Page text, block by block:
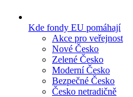
Kde fondy EU pomáhají
Akce pro veřejnost
Nové Česko
Zelené Česko
Moderní Česko
Bezpečné Česko
Česko netradičně